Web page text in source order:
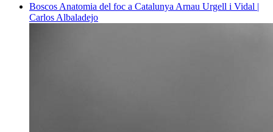
Boscos Anatomia del foc a Catalunya Arnau Urgell i Vidal |
Carlos Albaladejo